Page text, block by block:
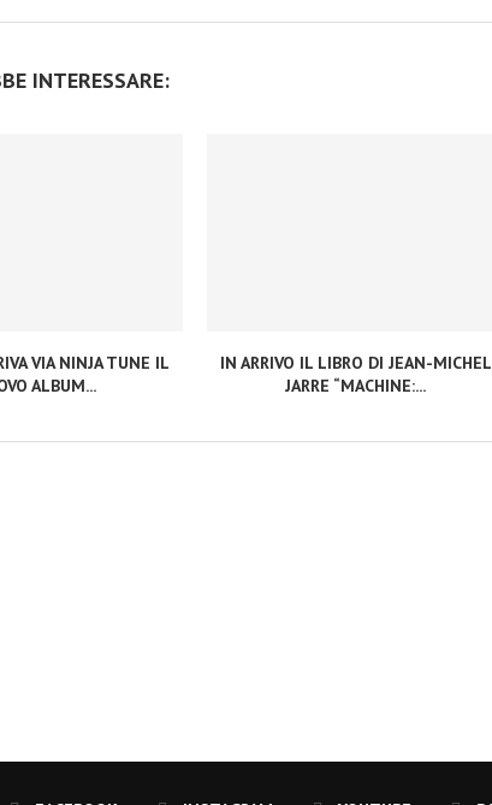
INTERESSARE:
VIA NINJA TUNE IL
ALBUM...
IN ARRIVO IL LIBRO DI JEAN-MICHEL
JARRE “MACHINE:...